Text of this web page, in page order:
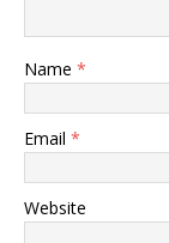
Name *
Email *
Website